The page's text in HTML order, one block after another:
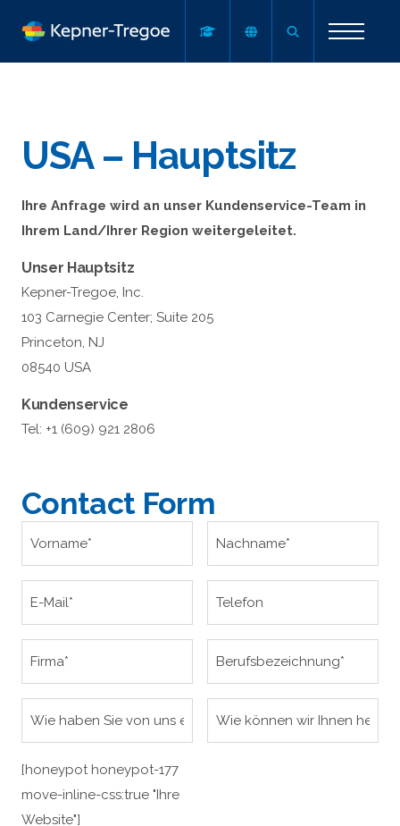
Contact Form
[honeypot honeypot-177
move-inline-css:true "Ihre
Website"]
USA – Hauptsitz
Ihre Anfrage wird an unser Kundenservice-Team in
Ihrem Land/Ihrer Region weitergeleitet.
Unser Hauptsitz
Kepner-Tregoe, Inc.
103 Carnegie Center; Suite 205
Princeton, NJ
08540 USA
Kundenservice
Tel: +1 (609) 921 2806